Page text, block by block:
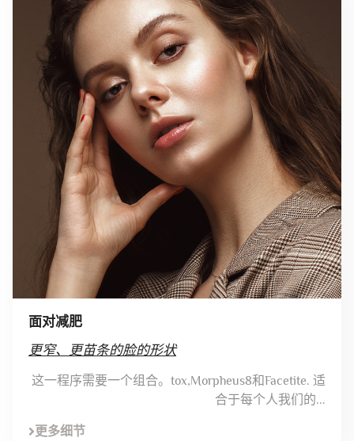
面对减肥
更窄、更苗条的脸的形状
这一程序需要一个组合。tox,Morpheus8和Facetite. 适
合于每个人我们的...
更多细节